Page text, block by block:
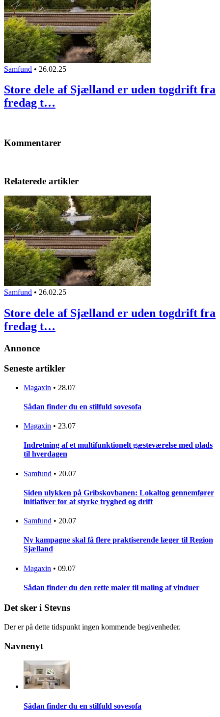
Samfund • 26.02.25
Store dele af Sjælland er uden togdrift fra
fredag t…
Kommentarer
Relaterede artikler
Samfund • 26.02.25
Store dele af Sjælland er uden togdrift fra
fredag t…
Annonce
Seneste artikler
Magaxin • 28.07
Sådan finder du en stilfuld sovesofa
Magaxin • 23.07
Indretning af et multifunktionelt gæsteværelse med plads
til hverdagen
Samfund • 20.07
Siden ulykken på Gribskovbanen: Lokaltog gennemfører
initiativer for at styrke tryghed og drift
Samfund • 20.07
Ny kampagne skal få flere praktiserende læger til Region
Sjælland
Magaxin • 09.07
Sådan finder du den rette maler til maling af vinduer
Det sker i Stevns
Der er på dette tidspunkt ingen kommende begivenheder.
Navnenyt
Sådan finder du en stilfuld sovesofa